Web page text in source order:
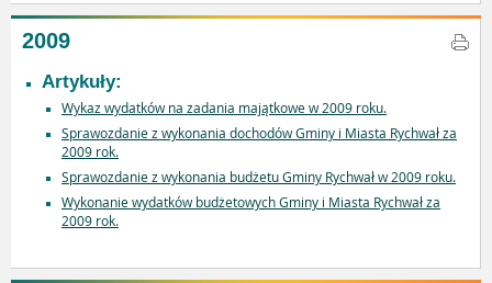
2009
Artykuły:
Wykaz wydatków na zadania majątkowe w 2009 roku.
Sprawozdanie z wykonania dochodów Gminy i Miasta Rychwał za
2009 rok.
Sprawozdanie z wykonania budżetu Gminy Rychwał w 2009 roku.
Wykonanie wydatków budżetowych Gminy i Miasta Rychwał za
2009 rok.